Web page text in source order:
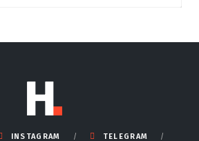
INSTAGRAM
TELEGRAM